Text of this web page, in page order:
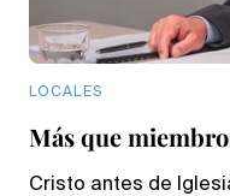
LOCALES
Más que
Cristo antes de